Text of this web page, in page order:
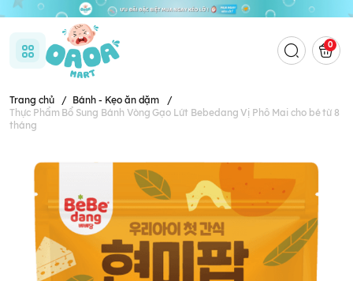
0
Trang chủ / Bánh - Kẹo ăn dặm
/
Thực Phẩm Bổ Sung Bánh Vòng Gạo Lứt Bebedang Vị Phô Mai cho bé từ 8
tháng